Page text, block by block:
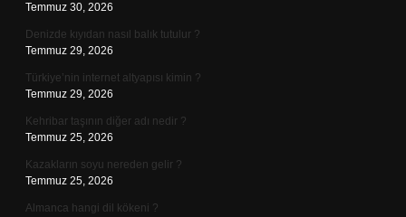
Temmuz 30, 2026
Denizde kıyıdan nasıl balık tutulur ?
Temmuz 29, 2026
Türkiye’nin internet altyapısı kimin ?
Temmuz 29, 2026
Kehribar taşının diğer adı nedir ?
Temmuz 25, 2026
Kazakların soyu nereden gelir ?
Temmuz 25, 2026
Almanca hangi dil kökeni ?